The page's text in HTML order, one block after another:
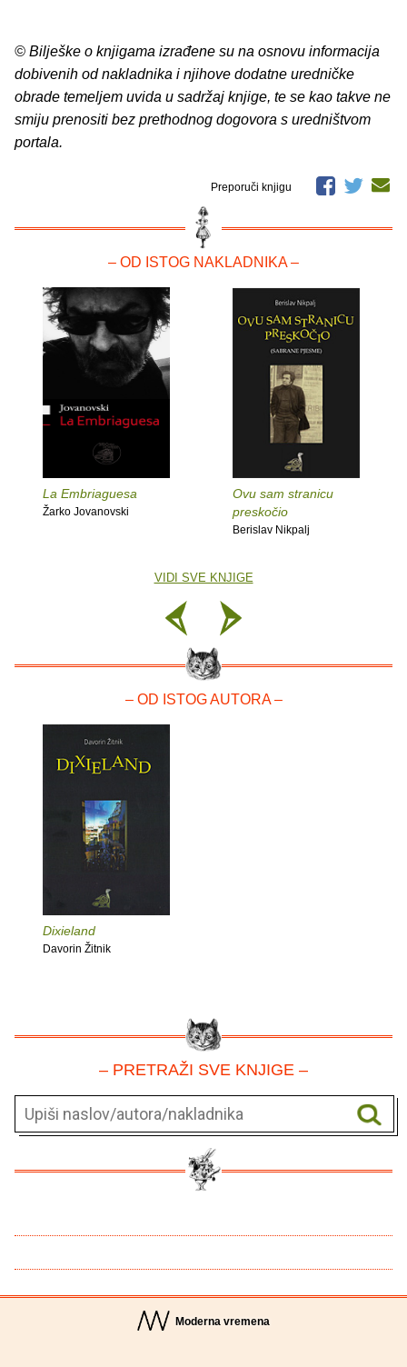
© Bilješke o knjigama izrađene su na osnovu informacija
dobivenih od nakladnika i njihove dodatne uredničke
obrade temeljem uvida u sadržaj knjige, te se kao takve ne
smiju prenositi bez prethodnog dogovora s uredništvom
portala.
Preporuči knjigu
– OD ISTOG NAKLADNIKA –
La Embriaguesa
Žarko Jovanovski
Ovu sam stranicu
preskočio
Berislav Nikpalj
VIDI SVE KNJIGE
– OD ISTOG AUTORA –
Dixieland
Davorin Žitnik
– PRETRAŽI SVE KNJIGE –
Moderna vremena